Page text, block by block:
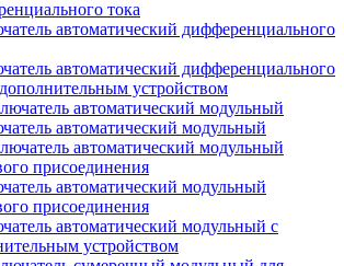
автоматический дифференциального
автоматический дифференциального
устройством
автоматический модульный
автоматический модульный
присоединения
автоматический модульный с
устройством